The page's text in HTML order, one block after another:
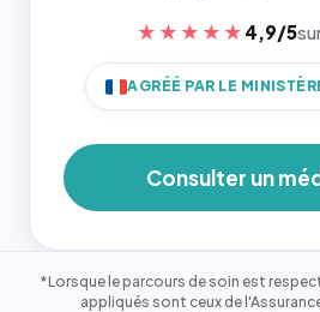
★★★★★ 4,9/5
AGRÉÉ PAR LE
Consulter un
*Lorsque le parcours de soin est
appliqués sont ceux de